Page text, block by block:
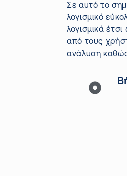
Σε αυτό το
λογισμικό
λογισμικά
από τους
ανάλυση καθώς